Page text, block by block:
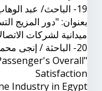
19- الباحث/ عبد
بعنوان: "دور المزيج
ميدانية لشركات
20- الباحثة / إنجى محمود أحمد متولى عن رسالتها بعنوان:
Overall
Satisfaction
Industry in Egypt"